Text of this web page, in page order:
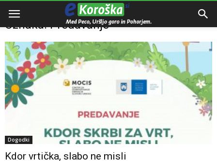
Domov Predavanje
Oznaka: Predavanje
Dogodki
Kdor vrtička, slabo ne misli